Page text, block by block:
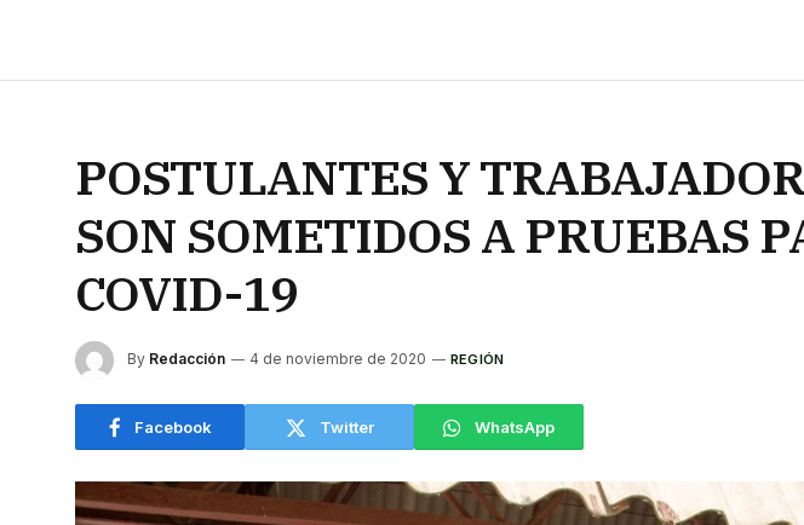
POSTULANTES Y
SON SOMETIDOS A PRUEBAS
COVID-19
By Redacción 4 de noviembre de 2020 REGIÓN
Facebook Twitter WhatsApp